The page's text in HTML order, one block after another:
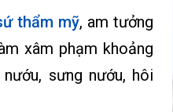
thẩm mỹ, am tưởng
xâm phạm khoảng
sưng nướu, hôi